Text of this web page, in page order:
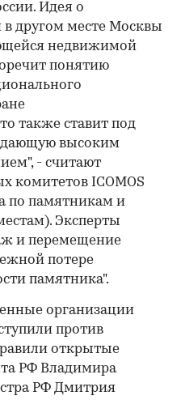
Идея о
другом месте Москвы
недвижимой
понятию
также ставит под
высоким
- считают
комитетов ICOMOS
по памятникам и
Эксперты
и перемещение
потере
памятника".
организации
против
открытые
РФ Владимира
РФ Дмитрия